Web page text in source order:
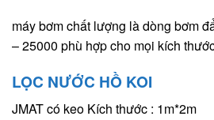
máy bơm chất lượng là dòng bơm
– 25000 phù hợp cho mọi kích
LỌC NƯỚC HỒ KOI
JMAT có keo Kích thước : 1m*2m